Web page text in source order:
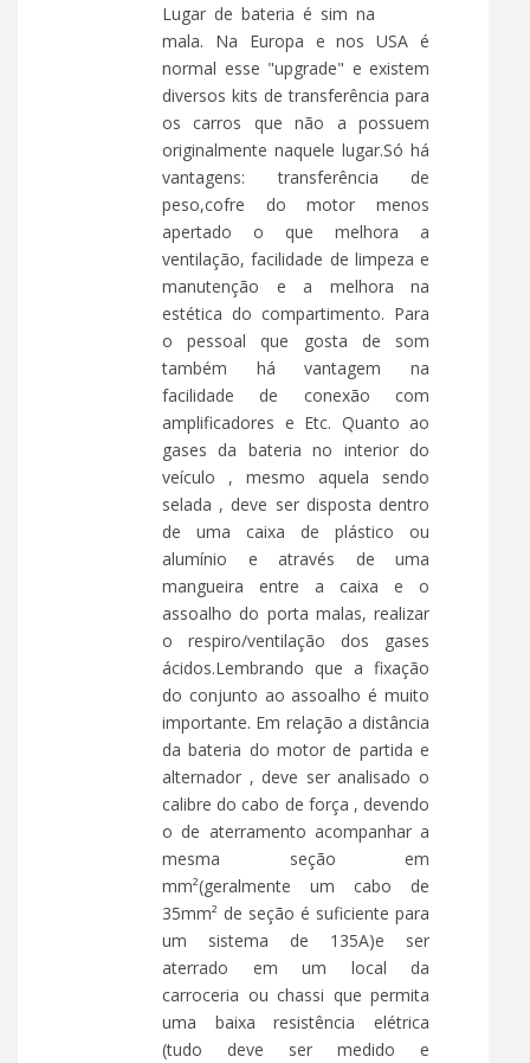
Lugar de bateria é sim na
mala. Na Europa e nos USA é
normal esse "upgrade" e existem
diversos kits de transferência para
os carros que não a possuem
originalmente naquele lugar.Só há
vantagens: transferência de
peso,cofre do motor menos
apertado o que melhora a
ventilação, facilidade de limpeza e
manutenção e a melhora na
estética do compartimento. Para
o pessoal que gosta de som
também há vantagem na
facilidade de conexão com
amplificadores e Etc. Quanto ao
gases da bateria no interior do
veículo , mesmo aquela sendo
selada , deve ser disposta dentro
de uma caixa de plástico ou
alumínio e através de uma
mangueira entre a caixa e o
assoalho do porta malas, realizar
o respiro/ventilação dos gases
ácidos.Lembrando que a fixação
do conjunto ao assoalho é muito
importante. Em relação a distância
da bateria do motor de partida e
alternador , deve ser analisado o
calibre do cabo de força , devendo
o de aterramento acompanhar a
mesma seção em
mm²(geralmente um cabo de
35mm² de seção é suficiente para
um sistema de 135A)e ser
aterrado em um local da
carroceria ou chassi que permita
uma baixa resistência elétrica
(tudo deve ser medido e